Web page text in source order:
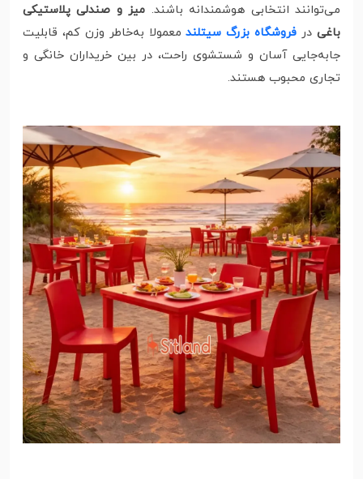
می‌توانند انتخابی هوشمندانه باشند. میز و صندلی پلاستیکی
باغیدر فروشگاه بزرگ سیتلندمعمولا به‌خاطر وزن کم، قابلیت
جابه‌جایی آسان و شستشوی راحت، در بین خریداران خانگی و
تجاری محبوب هستند.